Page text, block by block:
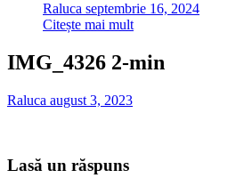
Raluca septembrie 16, 2024
Citește mai mult
IMG_4326 2-min
Raluca august 3, 2023
Lasă un răspuns